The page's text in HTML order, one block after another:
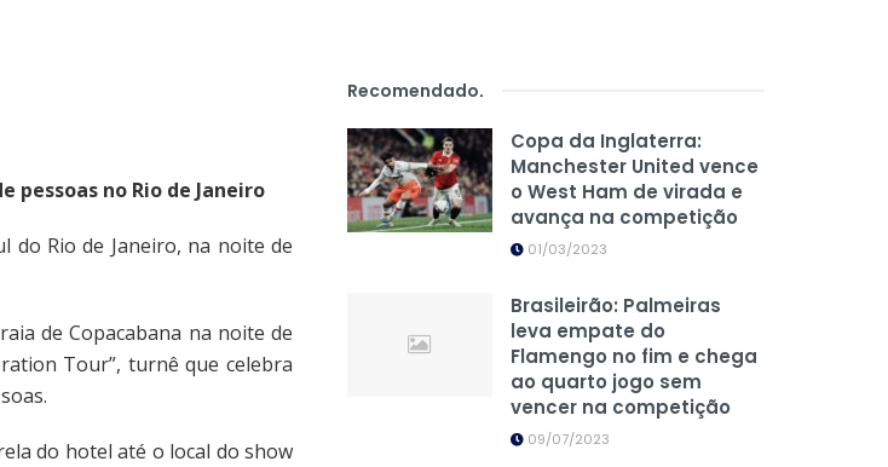
pessoas no Rio de Janeiro
do Rio de Janeiro, na noite de
de Copacabana na noite de
Tour”, turnê que celebra
do hotel até o local do show
Recomendado.
Copa da Inglaterra:
Manchester United vence
o West Ham de virada e
avança na competição
01/03/2023
Brasileirão: Palmeiras
leva empate do
Flamengo no fim e chega
ao quarto jogo sem
vencer na competição
09/07/2023